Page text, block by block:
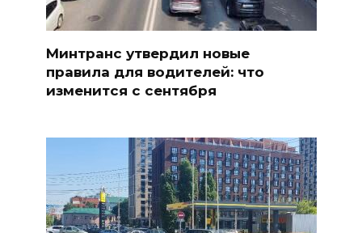
Минтранс утвердил новые
правила для водителей: что
изменится с сентября